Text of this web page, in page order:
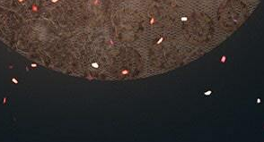
求人情報
※株式会社うずのくに南あわじの求人情報ページ